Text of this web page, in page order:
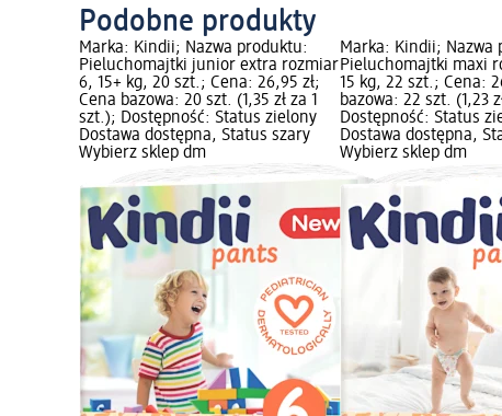
Podobne produkty
Marka: Kindii; Nazwa produktu:
Pieluchomajtki junior extra rozmiar
6, 15+ kg, 20 szt.; Cena: 26,95 zł;
Cena bazowa: 20 szt. (1,35 zł za 1
szt.); Dostępność: Status zielony
Dostawa dostępna, Status szary
Wybierz sklep dm
Marka: Kindii; Nazwa
Pieluchomajtki maxi
15 kg, 22 szt.; Cena:
bazowa: 22 szt. (1,23
Dostępność: Status
Dostawa dostępna,
Wybierz sklep dm